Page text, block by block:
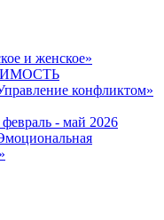
и женское»
конфликтом»
- май 2026